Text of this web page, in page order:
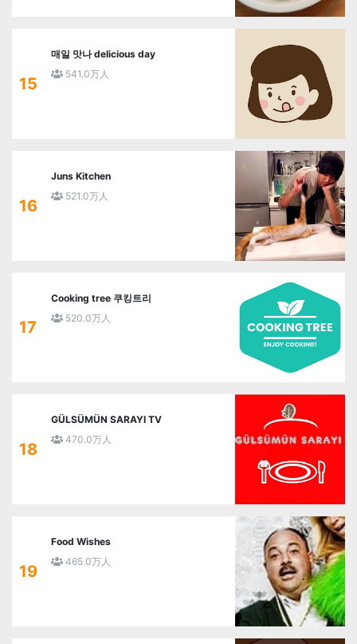
15
매일 맛나 delicious day
541.0万人
16
Juns Kitchen
521.0万人
17
Cooking tree 쿠킹트리
520.0万人
18
GÜLSÜMÜN SARAYI TV
470.0万人
19
Food Wishes
465.0万人